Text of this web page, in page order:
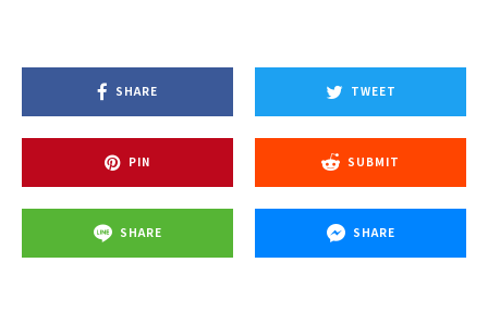
SHARE TWEET
PIN SUBMIT
SHARE SHARE